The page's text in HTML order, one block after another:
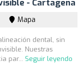
- Cartagena
Mapa
dental, sin
Nuestras
par... Seguir leyendo